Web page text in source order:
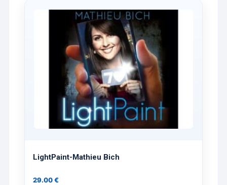
LightPaint-Mathieu Bich
29.00€